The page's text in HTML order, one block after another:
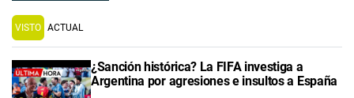
VISTO ACTUAL
¿Sanción histórica? La FIFA investiga a
Argentina por agresiones e insultos a España